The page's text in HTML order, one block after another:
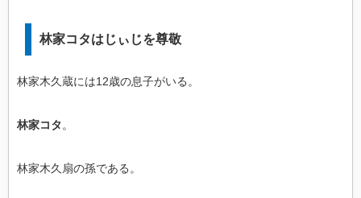
林家コタはじぃじを尊敬
林家木久蔵には12歳の息子がいる。
林家コタ 。
林家木久扇の孫である。